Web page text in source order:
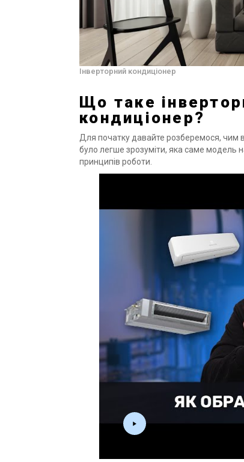
Інверторний кондиціонер
Що таке
кондиціонер?
Для початку давайте розберемося, чим
було легше зрозуміти, яка саме модель
принципів роботи.